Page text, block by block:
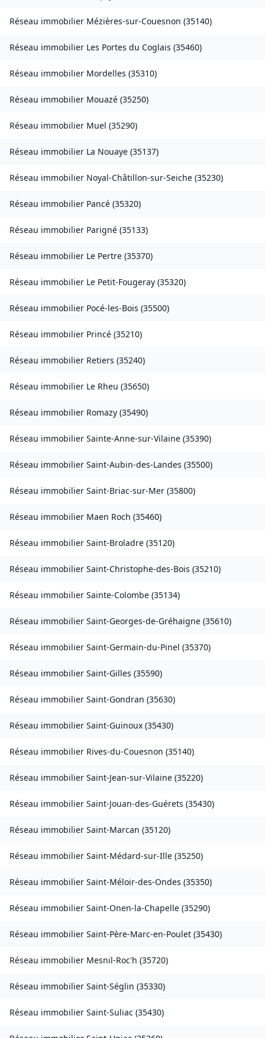
Réseau immobilier Mézières-sur-Couesnon (35140)
Réseau immobilier Les Portes du Coglais (35460)
Réseau immobilier Mordelles (35310)
Réseau immobilier Mouazé (35250)
Réseau immobilier Muel (35290)
Réseau immobilier La Nouaye (35137)
Réseau immobilier Noyal-Châtillon-sur-Seiche (35230)
Réseau immobilier Pancé (35320)
Réseau immobilier Parigné (35133)
Réseau immobilier Le Pertre (35370)
Réseau immobilier Le Petit-Fougeray (35320)
Réseau immobilier Pocé-les-Bois (35500)
Réseau immobilier Princé (35210)
Réseau immobilier Retiers (35240)
Réseau immobilier Le Rheu (35650)
Réseau immobilier Romazy (35490)
Réseau immobilier Sainte-Anne-sur-Vilaine (35390)
Réseau immobilier Saint-Aubin-des-Landes (35500)
Réseau immobilier Saint-Briac-sur-Mer (35800)
Réseau immobilier Maen Roch (35460)
Réseau immobilier Saint-Broladre (35120)
Réseau immobilier Saint-Christophe-des-Bois (35210)
Réseau immobilier Sainte-Colombe (35134)
Réseau immobilier Saint-Georges-de-Gréhaigne (35610)
Réseau immobilier Saint-Germain-du-Pinel (35370)
Réseau immobilier Saint-Gilles (35590)
Réseau immobilier Saint-Gondran (35630)
Réseau immobilier Saint-Guinoux (35430)
Réseau immobilier Rives-du-Couesnon (35140)
Réseau immobilier Saint-Jean-sur-Vilaine (35220)
Réseau immobilier Saint-Jouan-des-Guérets (35430)
Réseau immobilier Saint-Marcan (35120)
Réseau immobilier Saint-Médard-sur-Ille (35250)
Réseau immobilier Saint-Méloir-des-Ondes (35350)
Réseau immobilier Saint-Onen-la-Chapelle (35290)
Réseau immobilier Saint-Père-Marc-en-Poulet (35430)
Réseau immobilier Mesnil-Roc'h (35720)
Réseau immobilier Saint-Séglin (35330)
Réseau immobilier Saint-Suliac (35430)